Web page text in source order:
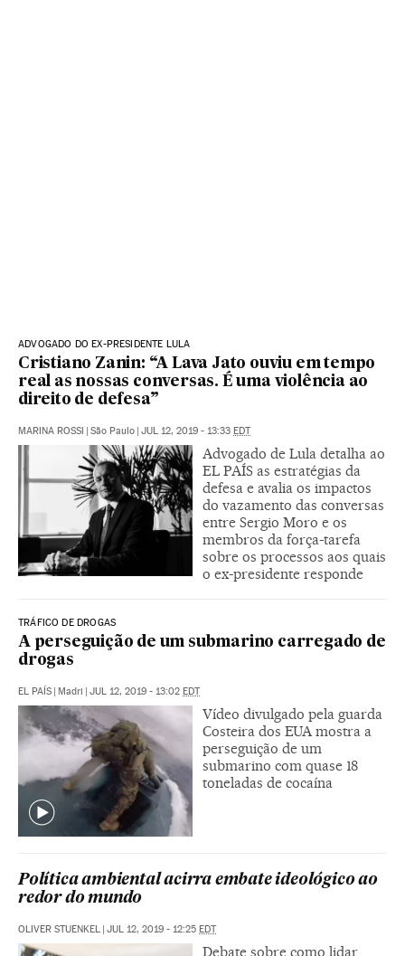
ADVOGADO DO EX-PRESIDENTE LULA
Cristiano Zanin: “A Lava Jato ouviu em tempo
real as nossas conversas. É uma violência ao
direito de defesa”
MARINA ROSSI | São Paulo | JUL 12, 2019 - 13:33 EDT
Advogado de Lula detalha ao
EL PAÍS as estratégias da
defesa e avalia os impactos
do vazamento das conversas
entre Sergio Moro e os
membros da força-tarefa
sobre os processos aos quais
o ex-presidente responde
TRÁFICO DE DROGAS
A perseguição de um submarino carregado de
drogas
EL PAÍS | Madri | JUL 12, 2019 - 13:02 EDT
Vídeo divulgado pela guarda
Costeira dos EUA mostra a
perseguição de um
submarino com quase 18
toneladas de cocaína
Política ambiental acirra embate ideológico ao
redor do mundo
OLIVER STUENKEL | JUL 12, 2019 - 12:25 EDT
Debate sobre como lidar